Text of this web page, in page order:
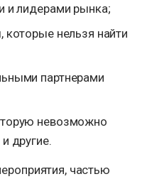
и лидерами рынка;
которые нельзя найти
партнерами
невозможно
другие.
частью